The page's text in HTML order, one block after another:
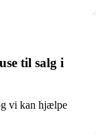
til salg i
vi kan hjælpe